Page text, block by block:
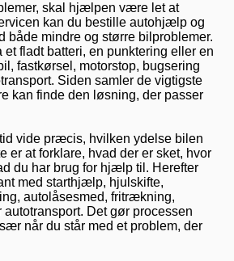
skal hjælpen være let at
kan du bestille autohjælp og
mindre og større bilproblemer.
fladt batteri, en punktering eller en
fastkørsel, motorstop, bugsering
Siden samler de vigtigste
kan finde den løsning, der passer
vide præcis, hvilken ydelse bilen
er at forklare, hvad der er sket, hvor
du har brug for hjælp til. Herefter
med starthjælp, hjulskifte,
autolåsesmed, fritrækning,
Det gør processen
når du står med et problem, der